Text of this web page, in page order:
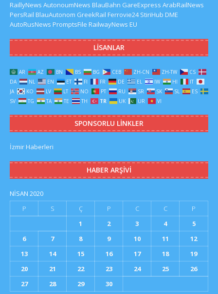
RaillyNews AutonoumNews BlauBahn GareExpress ArabRailNews
PersRail BlauAutonom GreekRail Ferrovie24 StiriHub DME
AutoRusNews PromptsFile RailwayNews EU
LISANLAR
AR AZ BN BS BG CEB ZH-CN ZH-TW
CS
DA
NL EN ET FI FR DE EL IW HI
IT
JA
KO LV LT NO PT RU SR SK SL
ES
SV
TG TA TE TH TR UK UR VI
SPONSORLU LINKLER
İzmir Haberleri
HABER ARŞIVI
NISAN 2020
P
S Ç P C C
P
1
2 3 4
5
6
7 8 9 10 11
12
13
14 15 16 17 18
19
20
21 22 23 24 25
26
27
28 29
30